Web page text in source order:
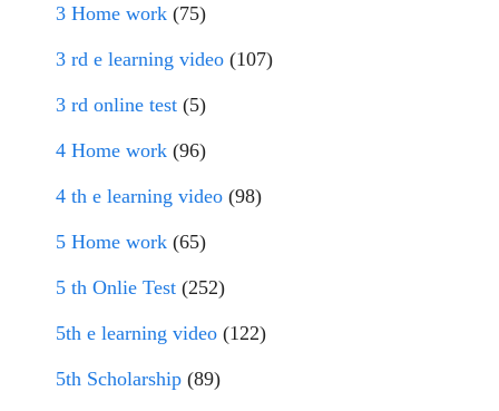
3 Home work (75)
3 rd e learning video (107)
3 rd online test (5)
4 Home work (96)
4 th e learning video (98)
5 Home work (65)
5 th Onlie Test (252)
5th e learning video (122)
5th Scholarship (89)